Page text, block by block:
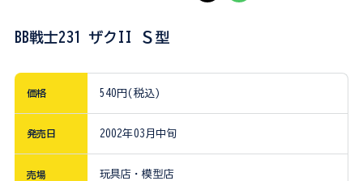
BB戦士231 ザクII Ｓ型
価格 540円(税込)
発売日 2002年03月中旬
売場 玩具店・模型店